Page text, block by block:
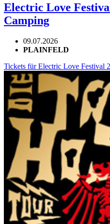
Electric Love
Camping
09.07.2026
PLAINFELD
Tickets für Electric Love Festival